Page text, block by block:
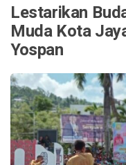
Lestarikan
Muda Kota
Yospan